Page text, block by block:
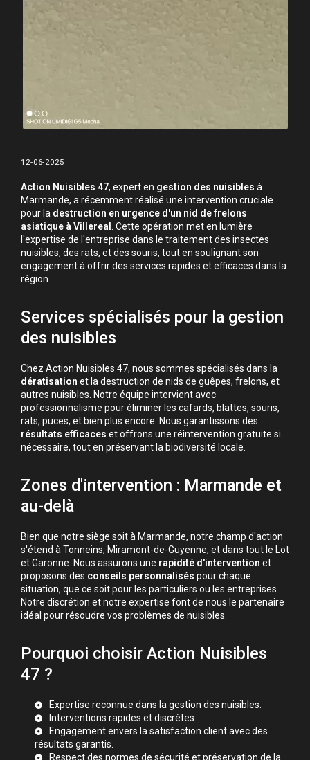
12-06-2025
Action Nuisibles 47, expert en gestion des nuisibles à
Marmande, a récemment réalisé une intervention cruciale
pour la destruction en urgence d'un nid de frelons
asiatique à Villereal
. Cette opération met en lumière
l'expertise de l'entreprise dans le traitement des insectes
nuisibles, des rats, et des souris, tout en soulignant son
engagement à offrir des services rapides et efficaces dans la
région.
Services spécialisés pour la gestion
des nuisibles
Chez Action Nuisibles 47, nous sommes spécialisés dans la
dératisation et la destruction de nids de guêpes, frelons, et
autres nuisibles. Notre équipe intervient avec
professionnalisme pour éliminer les cafards, blattes, souris,
rats, puces, et bien plus encore. Nous garantissons des
résultats efficaces et offrons une réintervention gratuite si
nécessaire, tout en préservant la biodiversité locale.
Zones d'intervention : Marmande et
au-delà
Bien que notre siège soit à Marmande, notre champ d'action
s'étend à Tonneins, Miramont-de-Guyenne, et dans tout le Lot
et Garonne. Nous assurons une rapidité d'intervention et
proposons des conseils personnalisés pour chaque
situation, que ce soit pour les particuliers ou les entreprises.
Notre discrétion et notre expertise font de nous le partenaire
idéal pour résoudre vos problèmes de nuisibles.
Pourquoi choisir Action Nuisibles
47 ?
Expertise reconnue dans la gestion des nuisibles.
Interventions rapides et discrètes.
Engagement envers la satisfaction client avec des
résultats garantis.
Respect des normes de sécurité et préservation de la